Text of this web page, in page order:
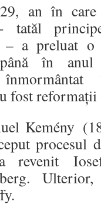
an în
tatăl
– a preluat
în
fost reformații
Kemény
procesul
revenit